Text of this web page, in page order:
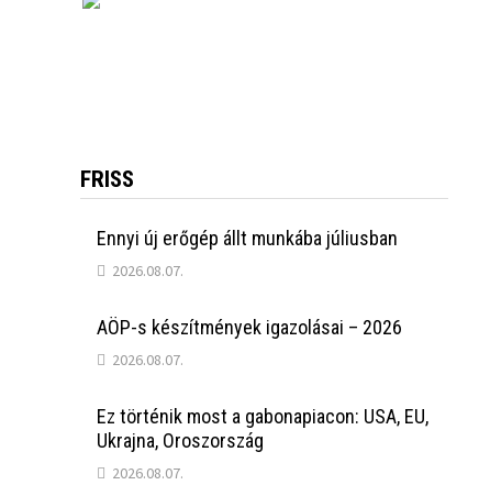
FRISS
Ennyi új erőgép állt munkába júliusban
2026.08.07.
AÖP-s készítmények igazolásai – 2026
2026.08.07.
Ez történik most a gabonapiacon: USA, EU,
Ukrajna, Oroszország
2026.08.07.